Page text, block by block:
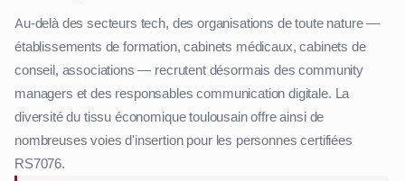
Au-delà des secteurs tech, des organisations de toute nature —
établissements de formation, cabinets médicaux, cabinets de
conseil, associations — recrutent désormais des community
managers et des responsables communication digitale. La
diversité du tissu économique toulousain offre ainsi de
nombreuses voies d'insertion pour les personnes certifiées
RS7076.